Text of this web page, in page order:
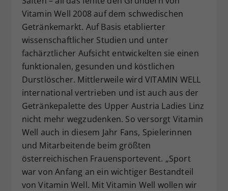
Vitamin Well 2008 auf dem schwedischen
Getränkemarkt. Auf Basis etablierter
wissenschaftlicher Studien und unter
fachärztlicher Aufsicht entwickelten sie einen
funktionalen, gesunden und köstlichen
Durstlöscher. Mittlerweile wird VITAMIN WELL
international vertrieben und ist auch aus der
Getränkepalette des Upper Austria Ladies Linz
nicht mehr wegzudenken. So versorgt Vitamin
Well auch in diesem Jahr Fans, Spielerinnen
und Mitarbeitende beim größten
österreichischen Frauensportevent. „Sport
war von Anfang an ein wichtiger Bestandteil
von Vitamin Well. Mit Vitamin Well wollen wir